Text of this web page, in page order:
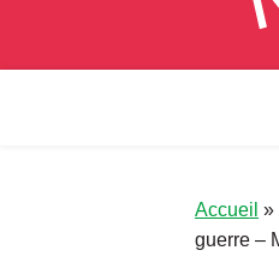
Accueil »
guerre –